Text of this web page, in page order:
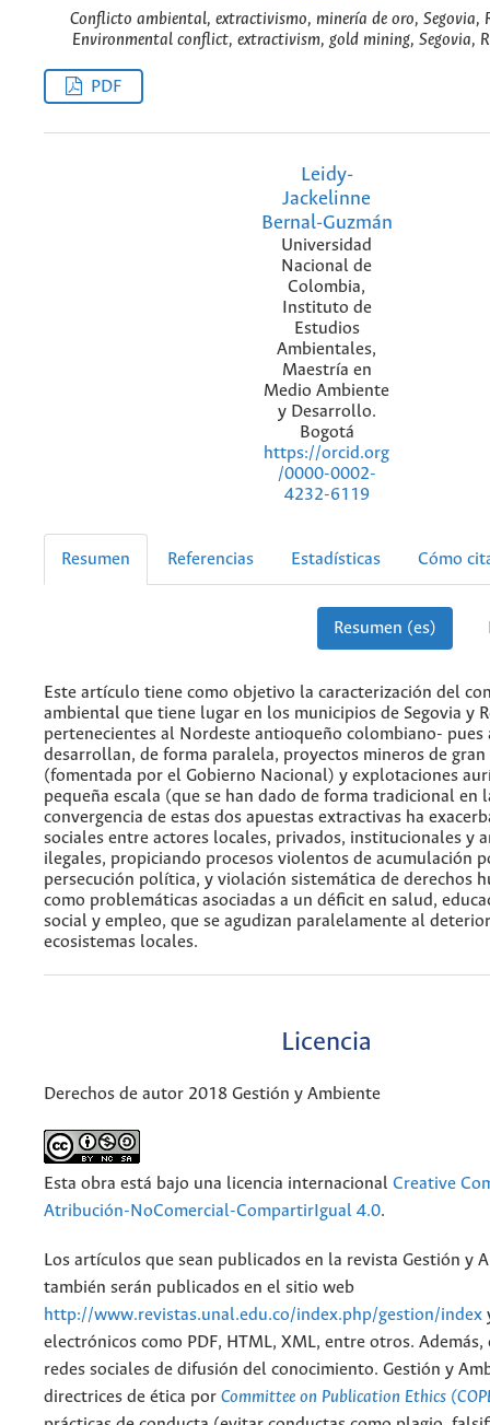
Conflicto ambiental, extractivismo, minería de oro, Segovia,
Environmental conflict, extractivism, gold mining, Segovia,
PDF
Leidy-
Jackelinne
Bernal-Guzmán
Universidad
Nacional de
Colombia,
Instituto de
Estudios
Ambientales,
Maestría en
Medio Ambiente
y Desarrollo.
Bogotá
https://orcid.org
/0000-0002-
4232-6119
Resumen Referencias Estadísticas Cómo
Resumen (es)
Este artículo tiene como objetivo la caracterización del
ambiental que tiene lugar en los municipios de Segovia y
pertenecientes al Nordeste antioqueño colombiano- pues
desarrollan, de forma paralela, proyectos mineros de gran
(fomentada por el Gobierno Nacional) y explotaciones
pequeña escala (que se han dado de forma tradicional en
convergencia de estas dos apuestas extractivas ha
sociales entre actores locales, privados, institucionales y
ilegales, propiciando procesos violentos de acumulación
persecución política, y violación sistemática de derechos
como problemáticas asociadas a un déficit en salud,
social y empleo, que se agudizan paralelamente al
ecosistemas locales.
Licencia
Derechos de autor 2018 Gestión y Ambiente
Esta obra está bajo una licencia internacional Creative
Atribución-NoComercial-CompartirIgual 4.0.
Los artículos que sean publicados en la revista Gestión y
también serán publicados en el sitio web
http://www.revistas.unal.edu.co/index.php/gestion/index
electrónicos como PDF, HTML, XML, entre otros.
redes sociales de difusión del conocimiento. Gestión y
directrices de ética por Committee on Publication Ethics